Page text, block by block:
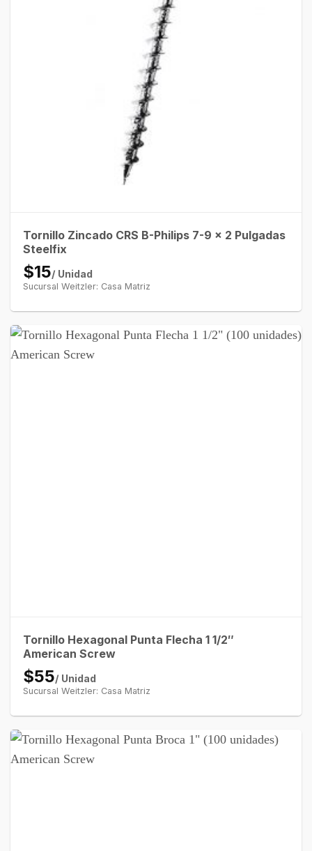
Tornillo Zincado CRS B-Philips 7-9 x 2 Pulgadas
Steelfix
$15/ Unidad
Sucursal Weitzler: Casa Matriz
Tornillo Hexagonal Punta Flecha 1 1/2″
American Screw
$55/ Unidad
Sucursal Weitzler: Casa Matriz